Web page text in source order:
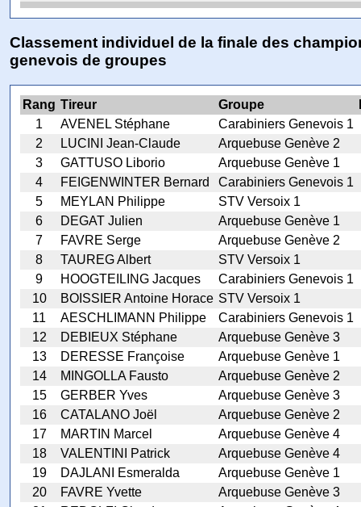
Classement individuel de la finale des
genevois de groupes
Rang Tireur Groupe
1
AVENEL Stéphane
Carabiniers Genevois 1
2
LUCINI Jean-Claude
Arquebuse Genève 2
3
GATTUSO Liborio
Arquebuse Genève 1
4
FEIGENWINTER Bernard
Carabiniers Genevois 1
5
MEYLAN Philippe
STV Versoix 1
6
DEGAT Julien
Arquebuse Genève 1
7
FAVRE Serge
Arquebuse Genève 2
8
TAUREG Albert
STV Versoix 1
9
HOOGTEILING Jacques
Carabiniers Genevois 1
10
BOISSIER Antoine Horace STV Versoix 1
11
AESCHLIMANN Philippe
Carabiniers Genevois 1
12
DEBIEUX Stéphane
Arquebuse Genève 3
13
DERESSE Françoise
Arquebuse Genève 1
14
MINGOLLA Fausto
Arquebuse Genève 2
15
GERBER Yves
Arquebuse Genève 3
16
CATALANO Joël
Arquebuse Genève 2
17
MARTIN Marcel
Arquebuse Genève 4
18
VALENTINI Patrick
Arquebuse Genève 4
19
DAJLANI Esmeralda
Arquebuse Genève 1
20
FAVRE Yvette
Arquebuse Genève 3